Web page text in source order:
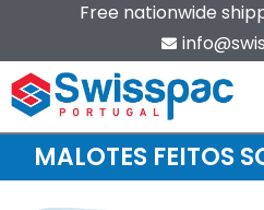
Free nationwide
MALOTES FEITOS